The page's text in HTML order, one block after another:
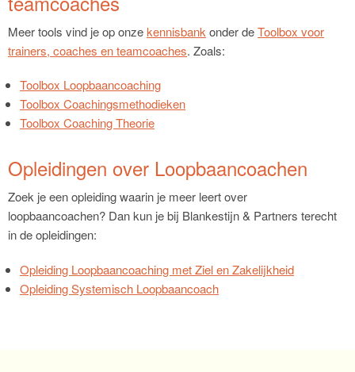
Meer tools vind je op onzekennisbank onder deToolbox voor
trainers, coaches en teamcoaches. Zoals:
Toolbox Loopbaancoaching
Toolbox Coachingsmethodieken
Toolbox Coaching Theorie
Opleidingen over Loopbaancoachen
Zoek je een opleiding waarin je meer leert over
loopbaancoachen? Dan kun je bij Blankestijn & Partners terecht
in de opleidingen:
Opleiding Loopbaancoaching met Ziel en Zakelijkheid
Opleiding Systemisch Loopbaancoach